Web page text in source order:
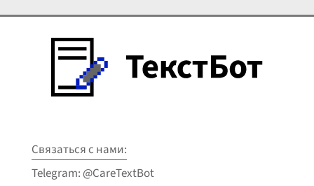
Связаться с нами:
Telegram: @CareTextBot